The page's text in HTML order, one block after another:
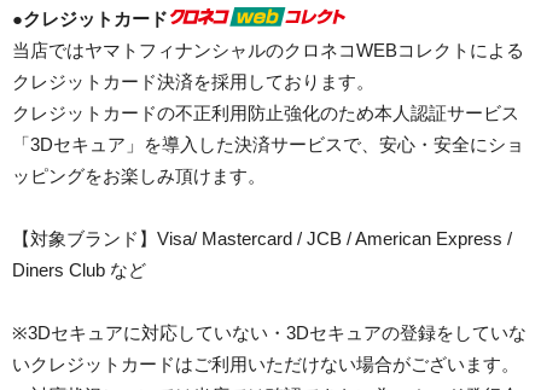
●クレジットカード
当店ではヤマトフィナンシャルのクロネコWEBコレクトによる
クレジットカード決済を採用しております。
クレジットカードの不正利用防止強化のため本人認証サービス
「3Dセキュア」を導入した決済サービスで、安心・安全にショ
ッピングをお楽しみ頂けます。
【対象ブランド】Visa/ Mastercard / JCB / American Express /
Diners Club など
※3Dセキュアに対応していない・3Dセキュアの登録をしていな
いクレジットカードはご利用いただけない場合がございます。